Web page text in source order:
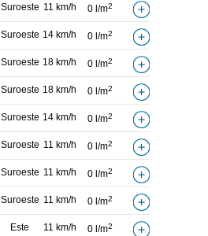
Suroeste 11 km/h 0 l/m2
Suroeste 14 km/h 0 l/m2
Suroeste 18 km/h 0 l/m2
Suroeste 18 km/h 0 l/m2
Suroeste 14 km/h 0 l/m2
Suroeste 11 km/h 0 l/m2
Suroeste 11 km/h 0 l/m2
Suroeste 11 km/h 0 l/m2
Este 11 km/h 0 l/m2